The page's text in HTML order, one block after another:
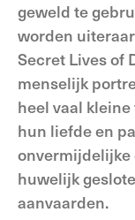
geweld te
worden
Secret Lives of
menselijk
heel vaal
hun liefde en
onvermijdelijke
huwelijk
aanvaarden.